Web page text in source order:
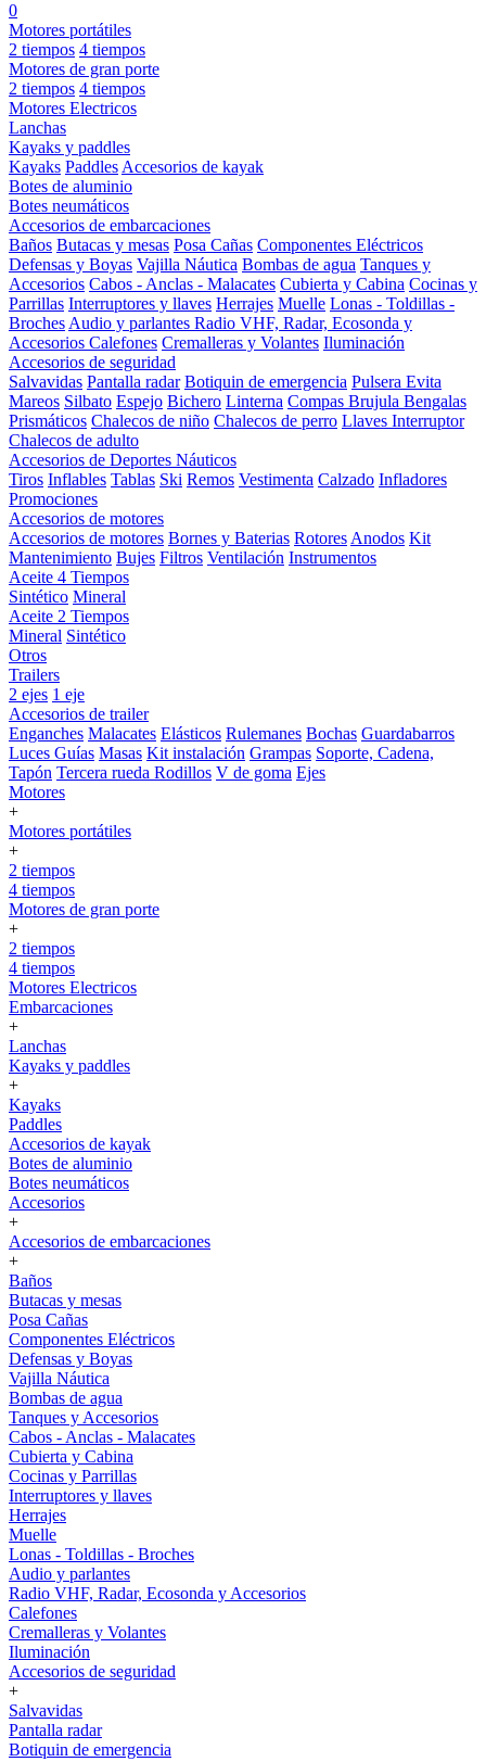
0
Motores portátiles
2 tiempos 4 tiempos
Motores de gran porte
2 tiempos 4 tiempos
Motores Electricos
Lanchas
Kayaks y paddles
Kayaks Paddles Accesorios de kayak
Botes de aluminio
Botes neumáticos
Accesorios de embarcaciones
Baños Butacas y mesas Posa Cañas Componentes Eléctricos
Defensas y Boyas Vajilla Náutica Bombas de agua Tanques y
Accesorios Cabos - Anclas - Malacates Cubierta y Cabina Cocinas y
Parrillas Interruptores y llaves Herrajes Muelle Lonas - Toldillas -
Broches Audio y parlantes Radio VHF, Radar, Ecosonda y
Accesorios Calefones Cremalleras y Volantes Iluminación
Accesorios de seguridad
Salvavidas Pantalla radar Botiquin de emergencia Pulsera Evita
Mareos Silbato Espejo Bichero Linterna Compas Brujula Bengalas
Prismáticos Chalecos de niño Chalecos de perro Llaves Interruptor
Chalecos de adulto
Accesorios de Deportes Náuticos
Tiros Inflables Tablas Ski Remos Vestimenta Calzado Infladores
Promociones
Accesorios de motores
Accesorios de motores Bornes y Baterias Rotores Anodos Kit
Mantenimiento Bujes Filtros Ventilación Instrumentos
Aceite 4 Tiempos
Sintético Mineral
Aceite 2 Tiempos
Mineral Sintético
Otros
Trailers
2 ejes 1 eje
Accesorios de trailer
Enganches Malacates Elásticos Rulemanes Bochas Guardabarros
Luces Guías Masas Kit instalación Grampas Soporte, Cadena,
Tapón Tercera rueda Rodillos V de goma Ejes
Motores
+
Motores portátiles
+
2 tiempos
4 tiempos
Motores de gran porte
+
2 tiempos
4 tiempos
Motores Electricos
Embarcaciones
+
Lanchas
Kayaks y paddles
+
Kayaks
Paddles
Accesorios de kayak
Botes de aluminio
Botes neumáticos
Accesorios
+
Accesorios de embarcaciones
+
Baños
Butacas y mesas
Posa Cañas
Componentes Eléctricos
Defensas y Boyas
Vajilla Náutica
Bombas de agua
Tanques y Accesorios
Cabos - Anclas - Malacates
Cubierta y Cabina
Cocinas y Parrillas
Interruptores y llaves
Herrajes
Muelle
Lonas - Toldillas - Broches
Audio y parlantes
Radio VHF, Radar, Ecosonda y Accesorios
Calefones
Cremalleras y Volantes
Iluminación
Accesorios de seguridad
+
Salvavidas
Pantalla radar
Botiquin de emergencia